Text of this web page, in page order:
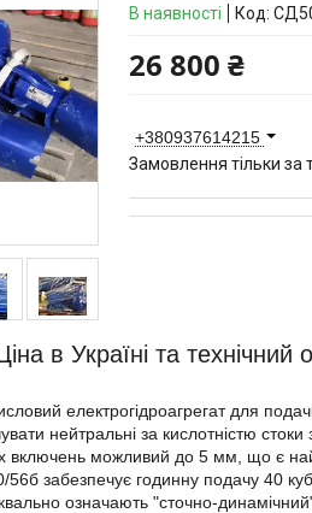
В наявності Код:
26 800 ₴
+380937614215
Замовлення тільки за
в Україні та технічний
електрогідроагрегат для
нейтральні за кислотністю
включень можливий до 5 мм, що є
забезпечує годинну подачу 40
означають "сточно-